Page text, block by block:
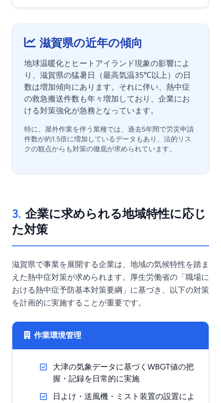
滋賀県の近年の傾向
地球温暖化とヒートアイランド現象の影響によ
り、滋賀県の猛暑日（最高気温35℃以上）の日
数は増加傾向にあります。それに伴い、熱中症
の救急搬送件数も年々増加しており、企業にお
ける対策強化が急務となっています。
特に、屋外作業を伴う業種では、過去5年間で労災申請
件数が約1.5倍に増加しているデータもあり、法的リス
クの観点からも対策の徹底が求められています。
3. 企業に求められる地域特性に応じ
た対策
滋賀県で事業を展開する企業は、地域の気候特性を踏ま
えた熱中症対策が求められます。厚生労働省の「職場に
おける熱中症予防基本対策要綱」に基づき、以下の対策
を計画的に実施することが重要です。
作業環境管理
大津の気象データに基づくWBGT値の把
握・記録を日常的に実施
日よけ・送風機・ミスト装置の設置によ